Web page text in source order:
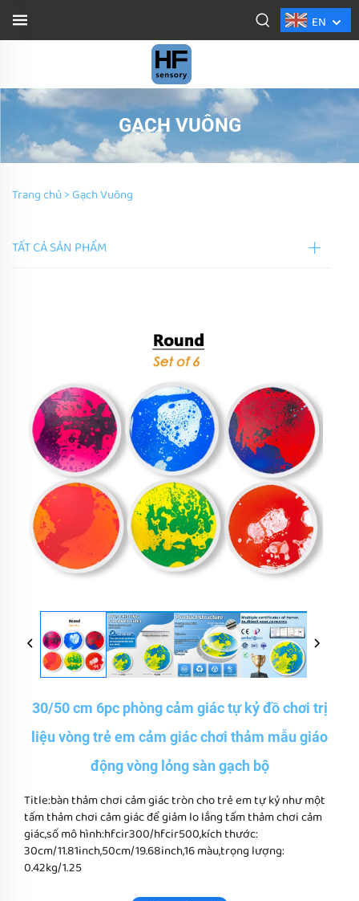
EN
GẠCH VUÔNG
Trang chủ >Gạch Vuông
TẤT CẢ SẢN PHẨM
30/50 cm 6pc phòng cảm giác tự kỷ đồ chơi trị
liệu vòng trẻ em cảm giác chơi thảm mẫu giáo
động vòng lỏng sàn gạch bộ
Title:bàn thảm chơi cảm giác tròn cho trẻ em tự kỷ như một
tấm thảm chơi cảm giác để giảm lo lắng tấm thảm chơi cảm
giác,số mô hình:hfcir300/hfcir500,kích thước:
30cm/11.81inch,50cm/19.68inch,16 màu,trọng lượng:
0.42kg/1.25